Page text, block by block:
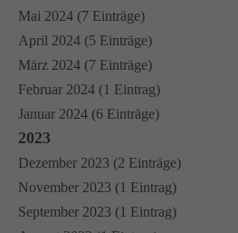
Mai 2024 (7 Einträge)
April 2024 (5 Einträge)
März 2024 (7 Einträge)
Februar 2024 (1 Eintrag)
Januar 2024 (6 Einträge)
2023
Dezember 2023 (2 Einträge)
November 2023 (1 Eintrag)
September 2023 (1 Eintrag)